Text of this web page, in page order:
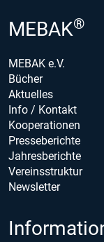
MEBAK®
MEBAK e.V.
Bücher
Aktuelles
Info / Kontakt
Kooperationen
Presseberichte
Jahresberichte
Vereinsstruktur
Newsletter